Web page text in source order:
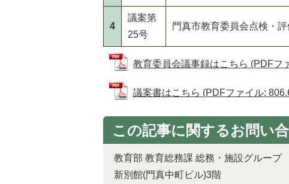
4
議案第
25号
門真市教育委員会点検・
教育委員会議事録はこちら (PDFフ
議案書はこちら (PDFファイル:
この記事に関するお問い
教育部 教育総務課 総務・施設グループ
新別館(門真中町ビル)3階